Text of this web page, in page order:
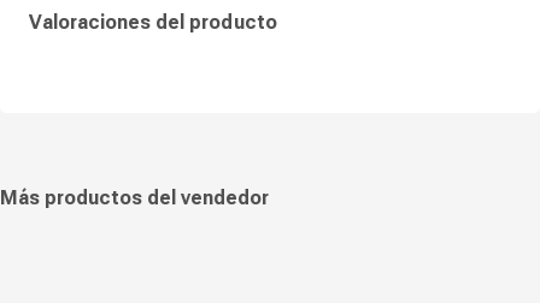
Valoraciones del producto
Más productos del vendedor